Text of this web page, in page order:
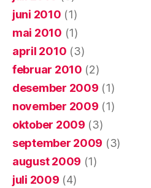
juni 2010 (1)
mai 2010 (1)
april 2010 (3)
februar 2010 (2)
desember 2009 (1)
november 2009 (1)
oktober 2009 (3)
september 2009 (3)
august 2009 (1)
juli 2009 (4)